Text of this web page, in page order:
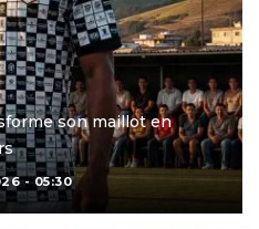
son maillot en
- 05:30